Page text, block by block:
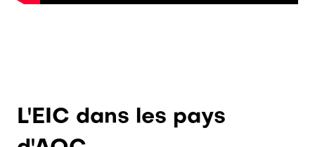
L'EIC dans les pays